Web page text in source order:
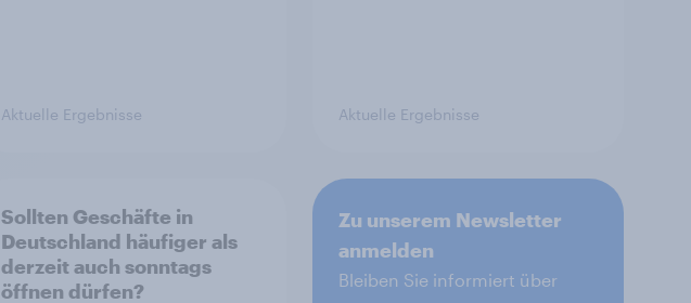
Aktuelle Ergebnisse Aktuelle Ergebnisse
Sollten Geschäfte in
Deutschland häufiger als
derzeit auch sonntags
öffnen dürfen?
Zu unserem Newsletter
anmelden
Bleiben Sie informiert über